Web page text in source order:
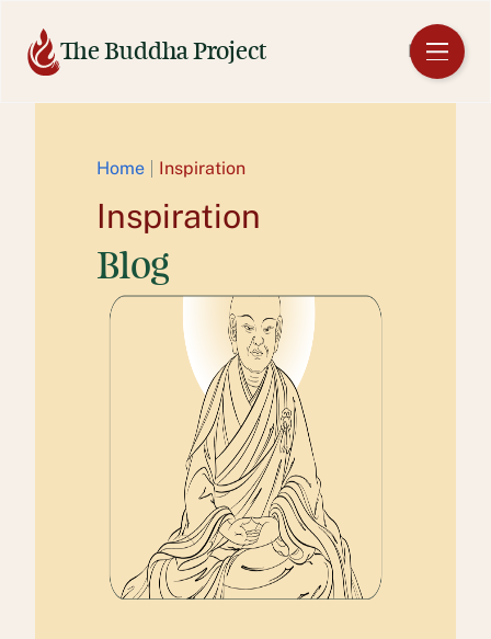
contenuThe Buddha Project FR
Home Inspiration
Inspiration
Blog